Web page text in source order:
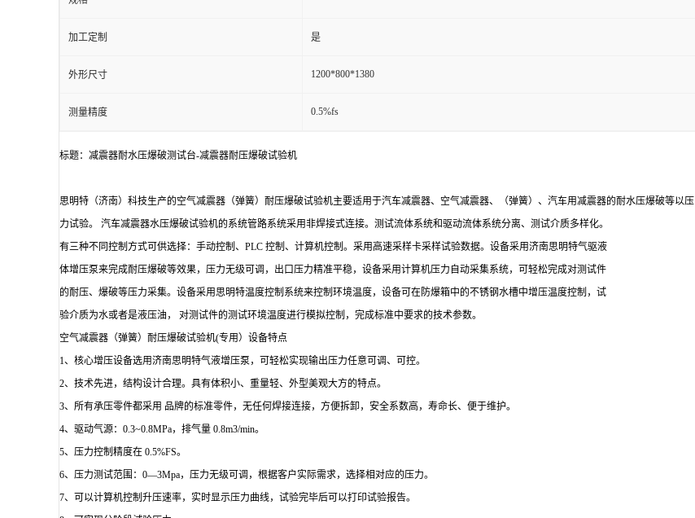
加工定制 是
外形尺寸 1200*800*1380
测量精度 0.5%fs
标题：减震器耐水压爆破测试台-减震器耐压爆破试验机
思明特（济南）科技生产的空气减震器（弹簧）耐压爆破试验机主要适用于汽车减震器、空气减震器、（弹簧）、汽车用减震器的耐水压爆破等以压
力试验。 汽车减震器水压爆破试验机的系统管路系统采用非焊接式连接。测试流体系统和驱动流体系统分离、测试介质多样化。
有三种不同控制方式可供选择：手动控制、PLC 控制、计算机控制。采用高速采样卡采样试验数据。设备采用济南思明特气驱液
体增压泵来完成耐压爆破等效果，压力无级可调，出口压力精准平稳，设备采用计算机压力自动采集系统，可轻松完成对测试件
的耐压、爆破等压力采集。设备采用思明特温度控制系统来控制环境温度，设备可在防爆箱中的不锈钢水槽中增压温度控制，试
验介质为水或者是液压油， 对测试件的测试环境温度进行模拟控制，完成标准中要求的技术参数。
空气减震器（弹簧）耐压爆破试验机(专用）设备特点
1、核心增压设备选用济南思明特气液增压泵，可轻松实现输出压力任意可调、可控。
2、技术先进，结构设计合理。具有体积小、重量轻、外型美观大方的特点。
3、所有承压零件都采用 品牌的标准零件，无任何焊接连接，方便拆卸，安全系数高，寿命长、便于维护。
4、驱动气源：0.3~0.8MPa，排气量 0.8m3/min。
5、压力控制精度在 0.5%FS。
6、压力测试范围：0—3Mpa，压力无级可调，根据客户实际需求，选择相对应的压力。
7、可以计算机控制升压速率，实时显示压力曲线，试验完毕后可以打印试验报告。